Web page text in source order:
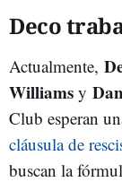
Deco
Actualmente,
Williams y
Club esperan
cláusula de
buscan la